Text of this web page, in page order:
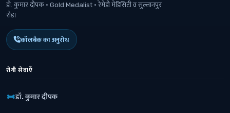
डॉ. कुमार दीपक · Gold Medalist · रेमेडी मेडिसिटी व सुल्तानपुर
रोड।
कॉलबैक का अनुरोध
रोगी सेवाएँ
डॉ. कुमार दीपक